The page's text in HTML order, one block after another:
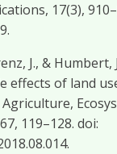
17(3),
J., & Humbert,
effects of land
119–128. doi: